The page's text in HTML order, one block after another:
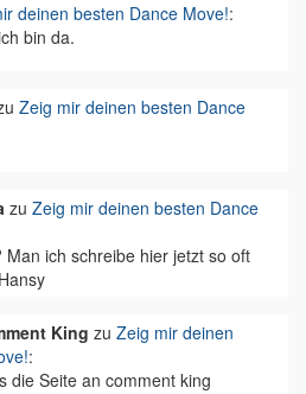
deinen besten Dance Move!:
bin da.
Zeig mir deinen besten Dance
zu Zeig mir deinen besten Dance
Man ich schreibe hier jetzt so oft
King zu Zeig mir deinen
:
die Seite an comment king